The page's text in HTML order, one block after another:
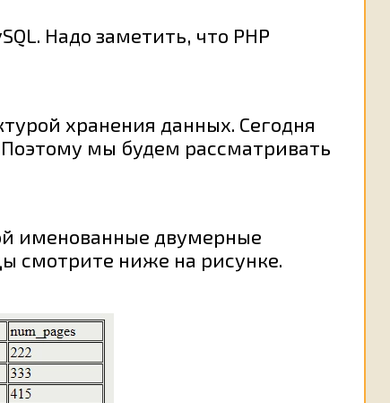
Надо заметить, что РНР
хранения данных. Сегодня
мы будем рассматривать
именованные двумерные
смотрите ниже на рисунке.